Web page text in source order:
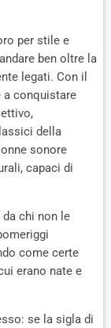
per stile e
ben oltre la
legati. Con il
a conquistare
della
sonore
capaci di
chi non le
come certe
erano nate e
se la sigla di